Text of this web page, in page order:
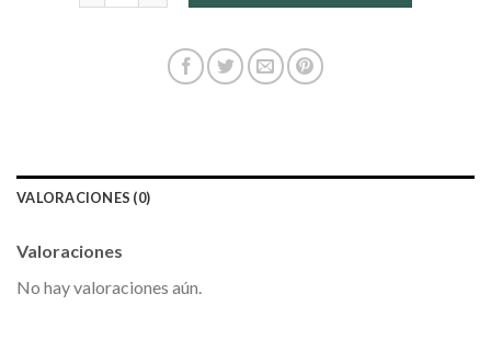
VALORACIONES (0)
Valoraciones
No hay valoraciones aún.